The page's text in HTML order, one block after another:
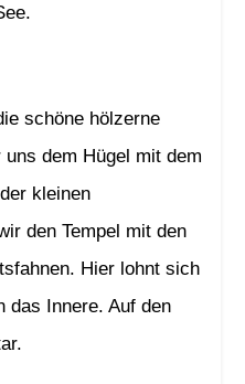
schöne hölzerne
dem Hügel mit dem
kleinen
den Tempel mit den
Hier lohnt sich
das Innere. Auf den